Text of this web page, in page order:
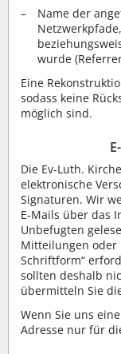
Name der
wurde
Eine
sodass keine
möglich sind.
Die Ev-Luth.
elektronische
Signaturen. Wir
E-Mails über das
Unbefugten
Mitteilungen oder
Schriftform“
sollten deshalb
übermitteln Sie
Wenn Sie uns
Adresse nur für